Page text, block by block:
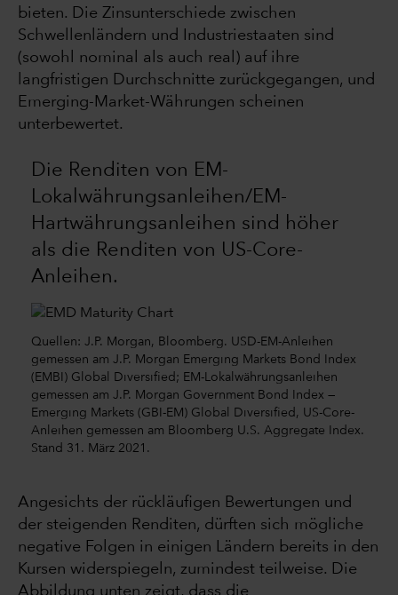
bieten. Die Zinsunterschiede zwischen
Schwellenländern und Industriestaaten sind
(sowohl nominal als auch real) auf ihre
langfristigen Durchschnitte zurückgegangen, und
Emerging-Market-Währungen scheinen
unterbewertet.
Die Renditen von EM-
Lokalwährungsanleihen/EM-
Hartwährungsanleihen sind höher
als die Renditen von US-Core-
Anleihen.
Quellen: J.P. Morgan, Bloomberg. USD-EM-Anleihen
gemessen am J.P. Morgan Emerging Markets Bond Index
(EMBI) Global Diversified; EM-Lokalwährungsanleihen
gemessen am J.P. Morgan Government Bond Index —
Emerging Markets (GBI-EM) Global Diversified, US-Core-
Anleihen gemessen am Bloomberg U.S. Aggregate Index.
Stand 31. März 2021.
Angesichts der rückläufigen Bewertungen und
der steigenden Renditen, dürften sich mögliche
negative Folgen in einigen Ländern bereits in den
Kursen widerspiegeln, zumindest teilweise. Die
Abbildung unten zeigt, dass die